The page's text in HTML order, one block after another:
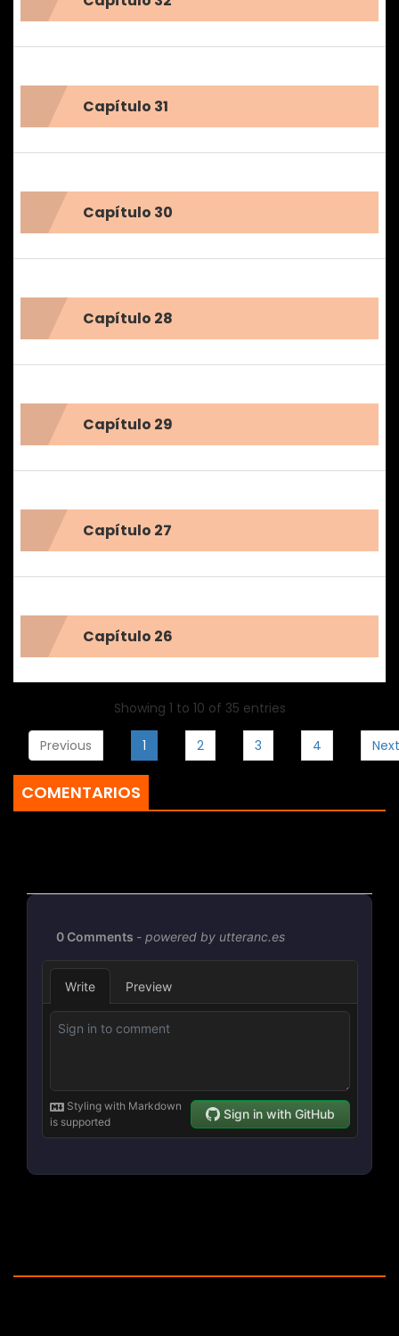
Capítulo 31
Capítulo 30
Capítulo 28
Capítulo 29
Capítulo 27
Capítulo 26
Showing 1 to 10 of 35 entries
Previous 1 2 3 4 Next
COMENTARIOS